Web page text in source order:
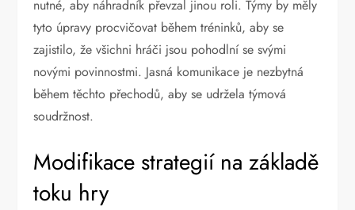
nutné, aby náhradník převzal jinou roli. Týmy by měly
tyto úpravy procvičovat během tréninků, aby se
zajistilo, že všichni hráči jsou pohodlní se svými
novými povinnostmi. Jasná komunikace je nezbytná
během těchto přechodů, aby se udržela týmová
soudržnost.
Modifikace strategií na základě
toku hry